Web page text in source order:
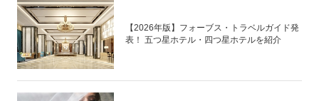
【2026年版】フォーブス・トラベルガイド発
表！ 五つ星ホテル・四つ星ホテルを紹介